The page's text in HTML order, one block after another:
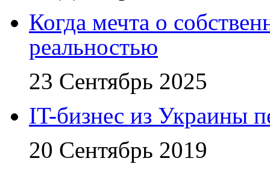
Когда мечта о
реальностью
23 Сентябрь 2025
IT-бизнес из Украины
20 Сентябрь 2019